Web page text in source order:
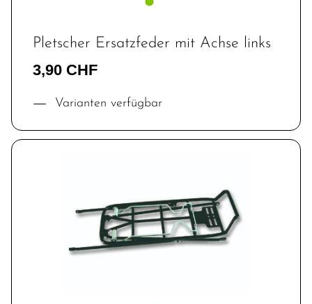
Pletscher Ersatzfeder mit Achse links
3,90 CHF
Varianten verfügbar